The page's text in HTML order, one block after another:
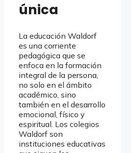
única
La educación Waldorf
es una corriente
pedagógica que se
enfoca en la formación
integral de la persona,
no solo en el ámbito
académico, sino
también en el desarrollo
emocional, físico y
espiritual. Los colegios
Waldorf son
instituciones educativas